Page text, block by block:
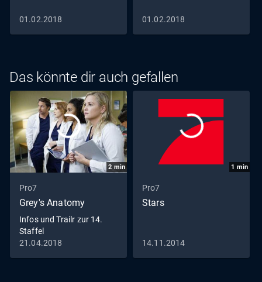
01.02.2018 01.02.2018
Das könnte dir auch gefallen
2 min
Pro7
Grey's Anatomy
Infos und Trailr zur 14.
Staffel
21.04.2018
1 min
Pro7
Stars
14.11.2014